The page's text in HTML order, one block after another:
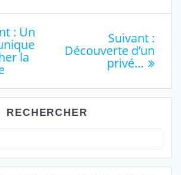
: Article
précédent
:
Un
la
Suivant :
:
Découverte d’un
privé…
RECHERCHER
: